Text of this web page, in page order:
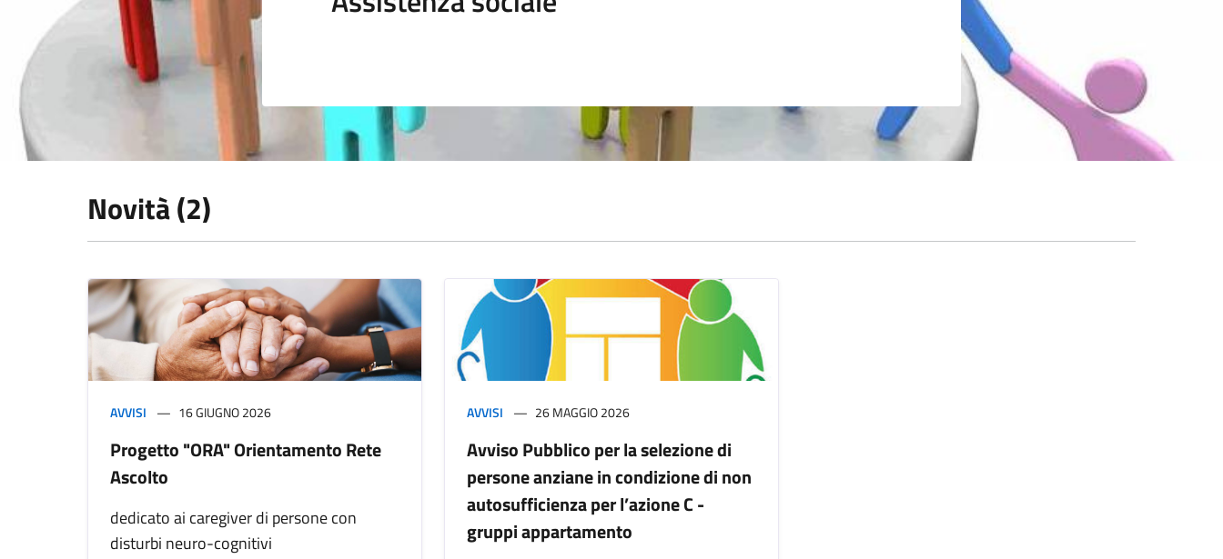
Novità (2)
AVVISI 16 GIUGNO 2026
Progetto "ORA" Orientamento Rete
Ascolto
dedicato ai caregiver di persone con
disturbi neuro-cognitivi
AVVISI 26 MAGGIO 2026
Avviso Pubblico per la selezione di
persone anziane in condizione di non
autosufficienza per l’azione C -
gruppi appartamento